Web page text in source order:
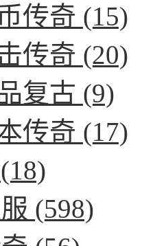
传奇 (15)
传奇 (20)
复古 (9)
传奇 (17)
(18)
(598)